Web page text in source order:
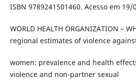
ISBN 9789241501460. Acesso em 19/
WORLD HEALTH ORGANIZATION –
regional estimates of violence
women: prevalence and health
violence and non-partner sexual